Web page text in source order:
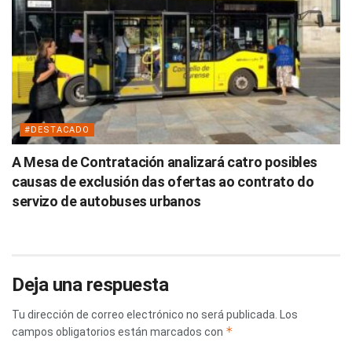
#DESTACADO
A Mesa de Contratación analizará catro posibles
causas de exclusión das ofertas ao contrato do
servizo de autobuses urbanos
Deja una respuesta
Tu dirección de correo electrónico no será publicada.
Los
campos obligatorios están marcados con *